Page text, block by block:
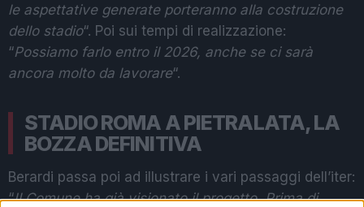
le aspettative generate porteranno alla costruzione
dello stadio“. Poi sui tempi di realizzazione:
“Possiamo farlo entro il 2026, anche se ci sarà
ancora molto da lavorare“.
STADIO ROMA A PIETRALATA, LA
BOZZA DEFINITIVA
Berardi passa poi ad illustrare i vari passaggi dell’iter:
“Il Comune ha già visionato il progetto. Prima di